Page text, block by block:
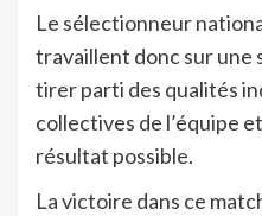
Le sélectionneur
travaillent donc sur
tirer parti des qualités
collectives de l’équipe
résultat possible.
La victoire dans ce